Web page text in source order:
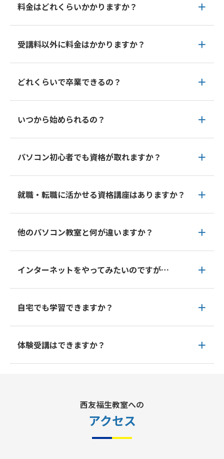
料金はどれくらいかかりますか？
受講料以外に料金はかかりますか？
どれくらいで卒業できるの？
いつから始められるの？
パソコン初心者でも資格が取れますか？
就職・転職に活かせる資格講座はありますか？
他のパソコン教室と何が違いますか？
インターネットをやってみたいのですが…
自宅でも学習できますか？
体験受講はできますか？
西友福生教室への
アクセス